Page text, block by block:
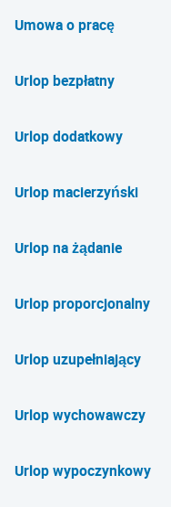
Umowa o pracę
Urlop bezpłatny
Urlop dodatkowy
Urlop macierzyński
Urlop na żądanie
Urlop proporcjonalny
Urlop uzupełniający
Urlop wychowawczy
Urlop wypoczynkowy